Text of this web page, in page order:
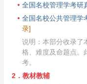
全国名校管理学考研
全国名校公共管理学
录]
说明：本部分收录了
格、难度及命题点。
考。
2．教材教辅